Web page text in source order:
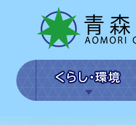
くらし・環境